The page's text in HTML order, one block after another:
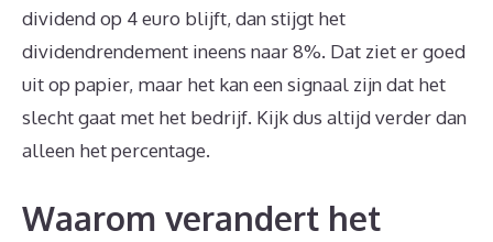
dividend op 4 euro blijft, dan stijgt het
dividendrendement ineens naar 8%. Dat ziet er goed
uit op papier, maar het kan een signaal zijn dat het
slecht gaat met het bedrijf. Kijk dus altijd verder dan
alleen het percentage.
Waarom verandert het